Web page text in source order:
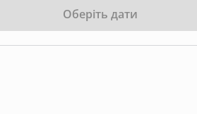
Оберіть дати